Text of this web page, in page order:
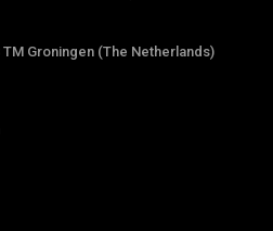
Groningen (The Netherlands)